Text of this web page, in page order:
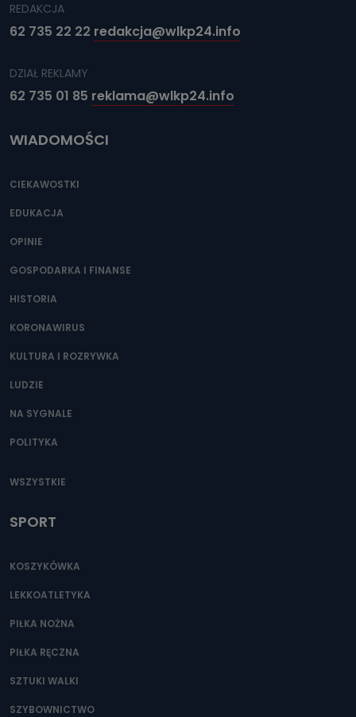
REDAKCJA
62 735 22 22 redakcja@wlkp24.info
DZIAŁ REKLAMY
62 735 01 85 reklama@wlkp24.info
WIADOMOŚCI
CIEKAWOSTKI
EDUKACJA
OPINIE
GOSPODARKA I FINANSE
HISTORIA
KORONAWIRUS
KULTURA I ROZRYWKA
LUDZIE
NA SYGNALE
POLITYKA
WSZYSTKIE
SPORT
KOSZYKÓWKA
LEKKOATLETYKA
PIŁKA NOŻNA
PIŁKA RĘCZNA
SZTUKI WALKI
SZYBOWNICTWO